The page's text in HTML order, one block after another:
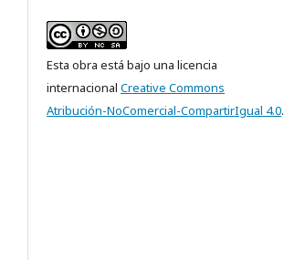
Esta obra está bajo una licencia
internacional Creative Commons
Atribución-NoComercial-CompartirIgual 4.0.